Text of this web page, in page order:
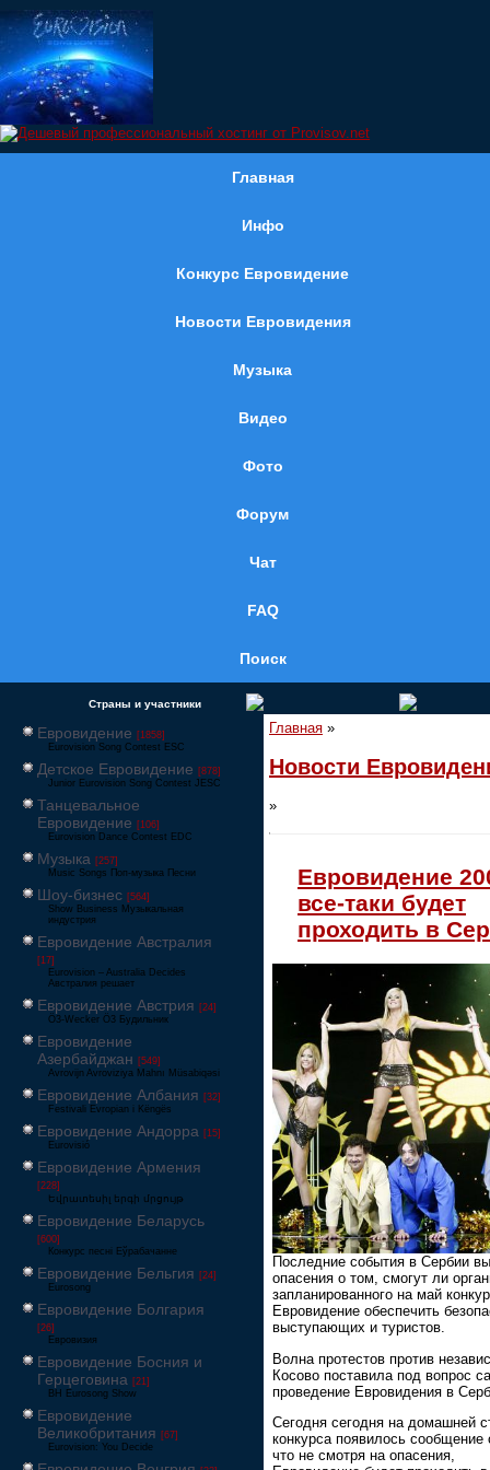
Главная
Инфо
Конкурс Евровидение
Новости Евровидения
Музыка
Видео
Фото
Форум
Чат
FAQ
Поиск
Страны и участники
Евровидение [1858]
Eurovision Song Contest ESC
Детское Евровидение [878]
Junior Eurovision Song Contest JESC
Танцевальное
Евровидение [106]
Eurovision Dance Contest EDC
Музыка [257]
Music Songs Поп-музыка Песни
Шоу-бизнес [564]
Show Business Музыкальная
индустрия
Евровидение Австралия
[17]
Eurovision – Australia Decides
Австралия решает
Евровидение Австрия [24]
Ö3-Wecker Ö3 Будильник
Евровидение
Азербайджан [549]
Avrovijn Avroviziya Mahnı Müsabiqəsi
Евровидение Албания [32]
Festivali Evropian i Këngës
Евровидение Андорра [15]
Eurovisió
Евровидение Армения
[228]
Եվրատեսիլ երգի մրցույթ
Евровидение Беларусь
[600]
Конкурс песні Еўрабачанне
Евровидение Бельгия [24]
Eurosong
Евровидение Болгария
[26]
Евровизия
Евровидение Босния и
Герцеговина [21]
BH Eurosong Show
Евровидение
Великобритания [67]
Eurovision: You Decide
Главная »
Новости
»
Евровидение
все-таки будет
проходить в
Последние события в Сербии
опасения о том, смогут ли
запланированного на май
Евровидение обеспечить
выступающих и туристов.
Волна протестов против
Косово поставила под вопрос
проведение Евровидения в
Сегодня сегодня на домашней
конкурса появилось сообщение
что не смотря на опасения,